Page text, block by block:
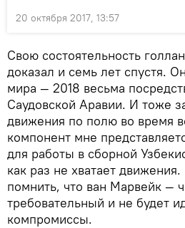
20 октября 2017, 13:57
Свою состоятельность
доказал и семь лет спустя.
мира — 2018 весьма
Саудовской Аравии. И тоже
движения по полю во время
компонент мне
для работы в сборной
как раз не хватает
помнить, что ван Марвейк —
требовательный и не будет
компромиссы.